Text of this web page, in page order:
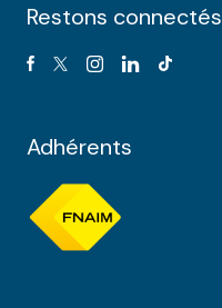
Restons connectés
Adhérents